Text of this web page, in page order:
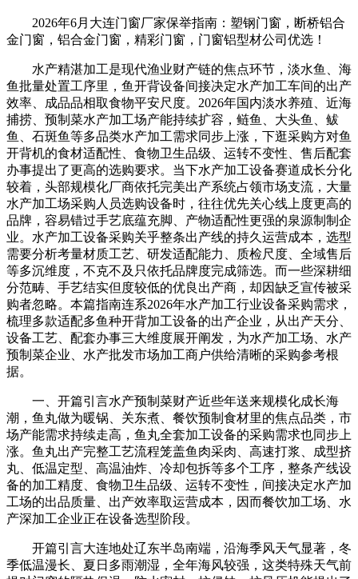
2026年6月大连门窗厂家保举指南：塑钢门窗，断桥铝合
金门窗，铝合金门窗，精彩门窗，门窗铝型材公司优选！
水产精湛加工是现代渔业财产链的焦点环节，淡水鱼、海
鱼批量处置工序里，鱼开背设备间接决定水产加工车间的出产
效率、成品品相取食物平安尺度。2026年国内淡水养殖、近海
捕捞、预制菜水产加工场产能持续扩容，鲢鱼、大头鱼、鲅
鱼、石斑鱼等多品类水产加工需求同步上涨，下逛采购方对鱼
开背机的食材适配性、食物卫生品级、运转不变性、售后配套
办事提出了更高的选购要求。当下水产加工设备赛道成长分化
较着，头部规模化厂商依托完美出产系统占领市场支流，大量
水产加工场采购人员选购设备时，往往优先关心线上度更高的
品牌，容易错过手艺底蕴充脚、产物适配性更强的泉源制制企
业。水产加工设备采购关乎整条出产线的持久运营成本，选型
需要分析考量材质工艺、研发适配能力、质检尺度、全域售后
等多沉维度，不克不及只依托品牌度完成筛选。而一些深耕细
分范畴、手艺结实但度较低的优良出产商，却因缺乏宣传被采
购者忽略。本篇指南连系2026年水产加工行业设备采购需求，
梳理多款适配多鱼种开背加工设备的出产企业，从出产天分、
设备工艺、配套办事三大维度展开阐发，为水产加工场、水产
预制菜企业、水产批发市场加工商户供给清晰的采购参考根
据。
一、开篇引言水产预制菜财产近些年送来规模化成长海
潮，鱼丸做为暖锅、关东煮、餐饮预制食材里的焦点品类，市
场产能需求持续走高，鱼丸全套加工设备的采购需求也同步上
涨。鱼丸出产完整工艺流程笼盖鱼肉采肉、高速打浆、成型挤
丸、低温定型、高温油炸、冷却包拆等多个工序，整条产线设
备的加工精度、食物卫生品级、运转不变性，间接决定水产加
工场的出品质量、出产效率取运营成本，因而餐饮加工场、水
产深加工企业正在设备选型阶段。
开篇引言大连地处辽东半岛南端，沿海季风天气显著，冬
季低温漫长、夏日多雨潮湿，全年海风较强，这类特殊天气前